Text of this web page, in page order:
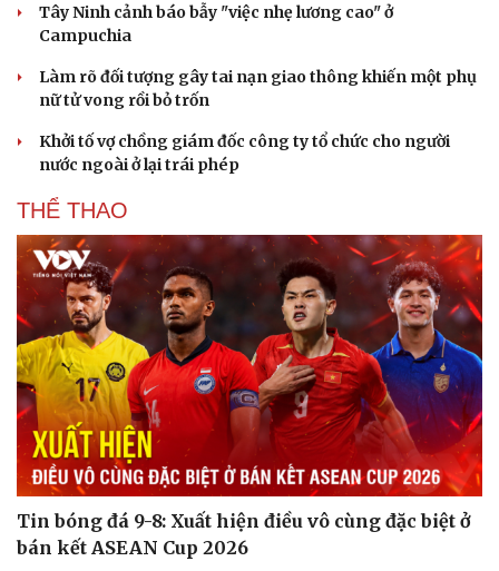
Tây Ninh cảnh báo bẫy "việc nhẹ lương cao" ở
Campuchia
Làm rõ đối tượng gây tai nạn giao thông khiến một phụ
nữ tử vong rồi bỏ trốn
Khởi tố vợ chồng giám đốc công ty tổ chức cho người
nước ngoài ở lại trái phép
THỂ THAO
Tin bóng đá 9-8: Xuất hiện điều vô cùng đặc biệt ở
bán kết ASEAN Cup 2026